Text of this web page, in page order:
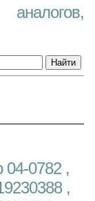
04-0782 ,
,